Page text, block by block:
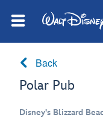
Back
Polar Pub
Disney's Blizzard